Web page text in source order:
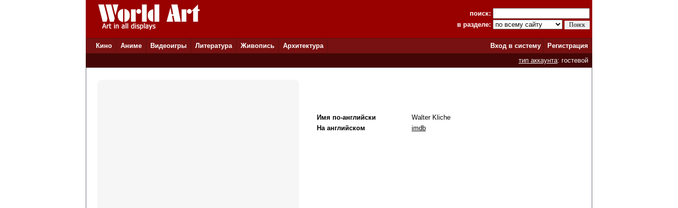
поиск:
в разделе:
Кино Аниме Видеоигры Литература Живопись Архитектура Вход в систему
Регистрация
тип аккаунта: гостевой
Имя по-английски
Walter Kliche
На английском
imdb